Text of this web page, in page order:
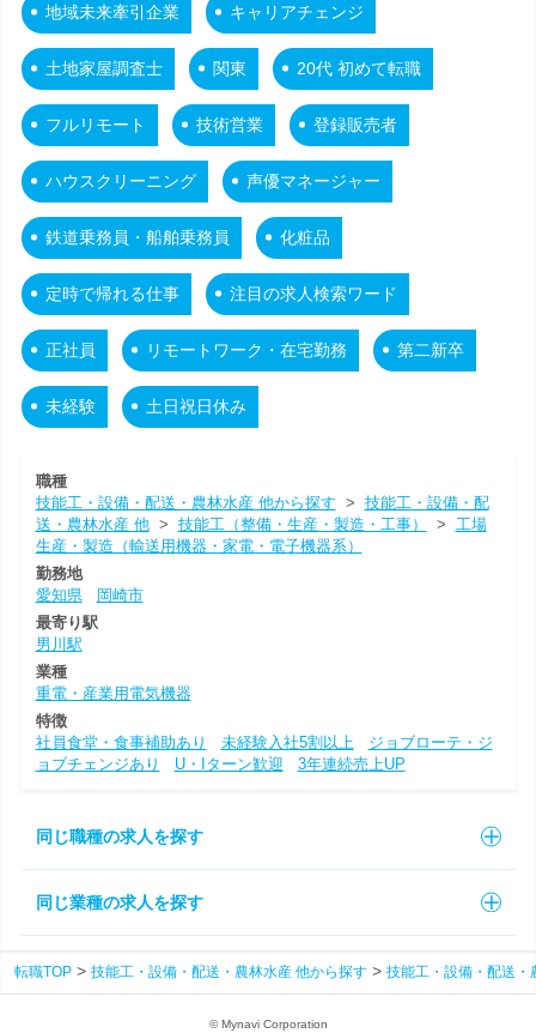
地域未来牽引企業 キャリアチェンジ
土地家屋調査士 関東 20代 初めて転職
フルリモート 技術営業 登録販売者
ハウスクリーニング 声優マネージャー
鉄道乗務員・船舶乗務員 化粧品
定時で帰れる仕事 注目の求人検索ワード
正社員 リモートワーク・在宅勤務 第二新卒
未経験 土日祝日休み
職種
技能工・設備・配送・農林水産 他から探す > 技能工・設備・配
送・農林水産 他> 技能工（整備・生産・製造・工事） > 工場
生産・製造（輸送用機器・家電・電子機器系）
勤務地
愛知県
岡崎市
最寄り駅
男川駅
業種
重電・産業用電気機器
特徴
社員食堂・食事補助あり
未経験入社5割以上
ジョブローテ・ジ
ョブチェンジあり
U・Iターン歓迎 3年連続売上UP
同じ職種の求人を探す
同じ業種の求人を探す
転職TOP 技能工・設備・配送・農林水産 他から探す 技能工・設備・配送・
© Mynavi Corporation